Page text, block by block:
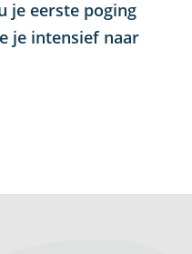
je eerste poging
je intensief naar